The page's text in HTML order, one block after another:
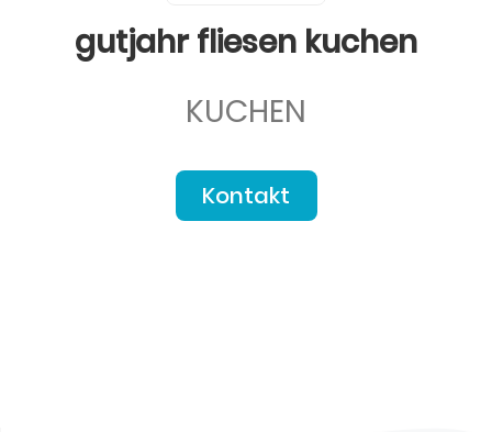
gutjahr fliesen kuchen
KUCHEN
Kontakt